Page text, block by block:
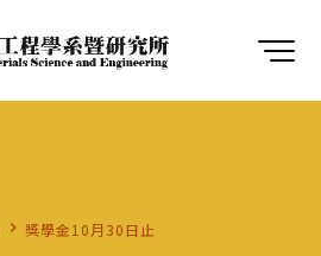
navigate_next 獎學金10月30日止